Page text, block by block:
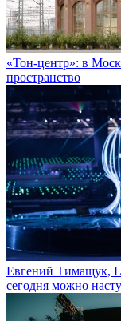
«Тон-центр»: в
пространство
Евгений Тимащук,
сегодня можно